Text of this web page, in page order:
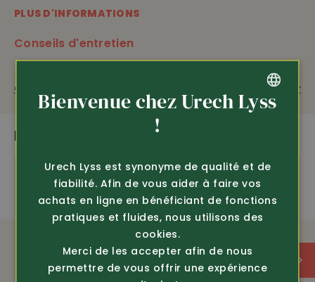
tous les jours – très confortable • évacue parfaitement
corporel équilibré est garanti • antibactérien • inhibiteur
l’environnement et des animaux, 160 g/m2 • lavable en
machine à 30° C.
ÉQUIPEMENT
100% naturel
climat sain à la peau
évacue l’humidité
PLUS D'INFORMATIONS
Conseils d'entretien
Questions sur le produit Recommander
PLUS DE PRODUITS PASSIONNANTS
GERMAN
Bienvenue chez Urech Lyss
!
Urech Lyss est synonyme de qualité et de
fiabilité. Afin de vous aider à faire vos
achats en ligne en bénéficiant de fonctions
pratiques et fluides, nous utilisons des
cookies.
Merci de les accepter afin de nous
permettre de vous offrir une expérience